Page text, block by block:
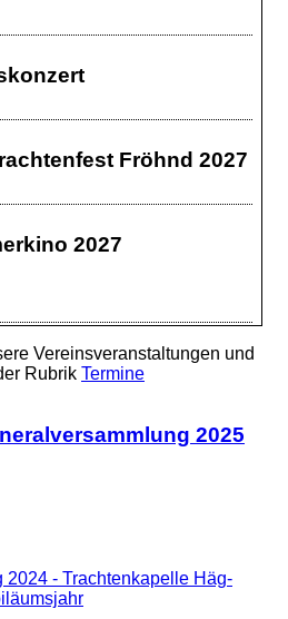
Vereinsveranstaltungen und
Rubrik Termine
2025